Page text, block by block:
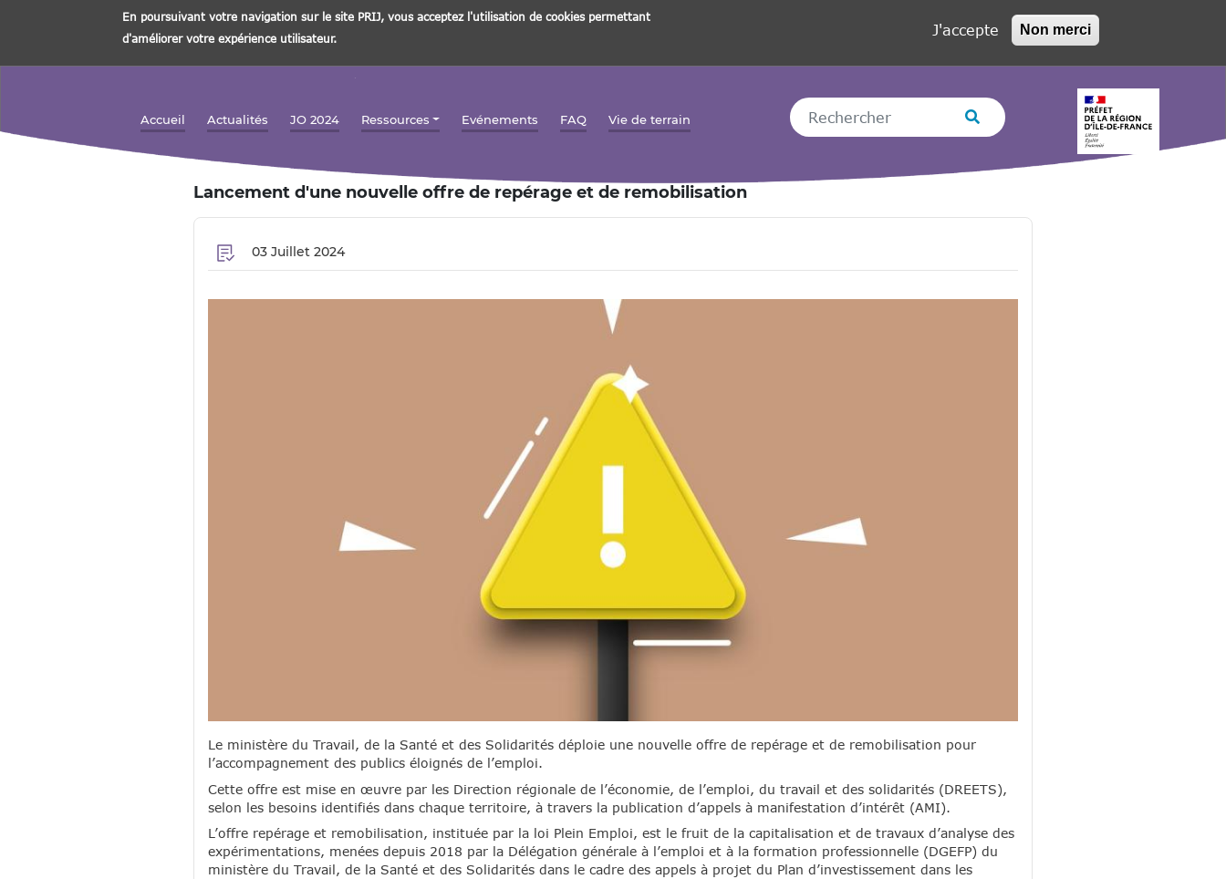
En poursuivant votre navigation sur le site PRIJ, vous acceptez l'utilisation de cookies permettant
d'améliorer votre expérience utilisateur.
J'accepte Non merci
principal
Navigation principale
Accueil Actualités JO 2024 Ressources Evénements FAQ Vie de terrain
Rechercher
Rechercher
Lancement d'une nouvelle offre de repérage et de remobilisation
03 Juillet 2024
Le ministère du Travail, de la Santé et des Solidarités déploie une nouvelle offre de repérage et de remobilisation pour
l’accompagnement des publics éloignés de l’emploi.
Cette offre est mise en œuvre par les Direction régionale de l’économie, de l’emploi, du travail et des solidarités (DREETS),
selon les besoins identifiés dans chaque territoire, à travers la publication d’appels à manifestation d’intérêt (AMI).
L’offre repérage et remobilisation, instituée par la loi Plein Emploi, est le fruit de la capitalisation et de travaux d’analyse des
expérimentations, menées depuis 2018 par la Délégation générale à l’emploi et à la formation professionnelle (DGEFP) du
ministère du Travail, de la Santé et des Solidarités dans le cadre des appels à projet du Plan d’investissement dans les